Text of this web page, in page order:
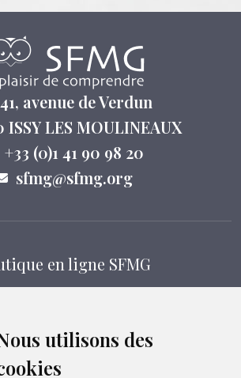
utilisons des
avenue de Verdun
ISSY LES MOULINEAUX
+33 (0)1 41 90 98 20
sfmg@sfmg.org
en ligne SFMG
adhérer et payer ses cotisations en ligne,
Boutique en ligne